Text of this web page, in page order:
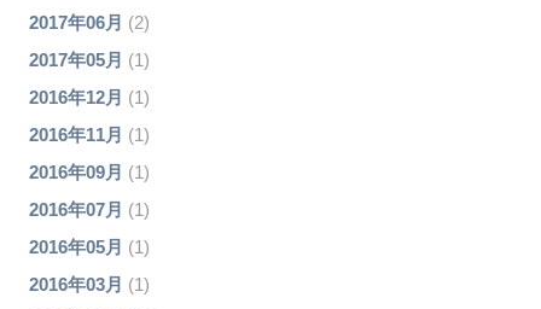
2017年06月 (2)
2017年05月 (1)
2016年12月 (1)
2016年11月 (1)
2016年09月 (1)
2016年07月 (1)
2016年05月 (1)
2016年03月 (1)